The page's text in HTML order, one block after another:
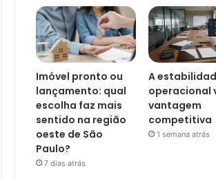
Imóvel pronto ou
lançamento: qual
escolha faz mais
sentido na região
oeste de São
Paulo?
7 dias atrás
A
operacional
vantagem
competitiva
1 semana atrás